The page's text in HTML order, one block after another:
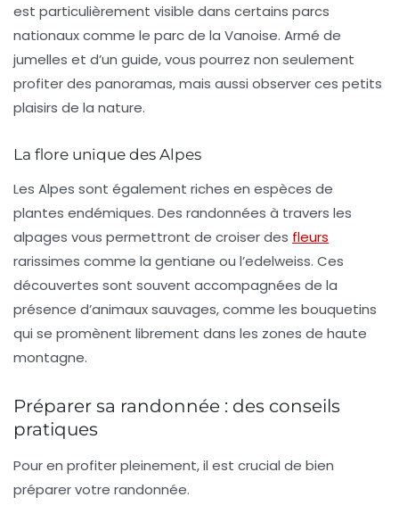
est particulièrement visible dans certains parcs
nationaux comme le parc de la Vanoise. Armé de
jumelles et d’un guide, vous pourrez non seulement
profiter des panoramas, mais aussi observer ces petits
plaisirs de la nature.
La flore unique des Alpes
Les Alpes sont également riches en espèces de
plantes endémiques. Des randonnées à travers les
alpages vous permettront de croiser des fleurs
rarissimes comme la gentiane ou l’edelweiss. Ces
découvertes sont souvent accompagnées de la
présence d’animaux sauvages, comme les bouquetins
qui se promènent librement dans les zones de haute
montagne.
Préparer sa randonnée : des conseils
pratiques
Pour en profiter pleinement, il est crucial de bien
préparer votre randonnée.